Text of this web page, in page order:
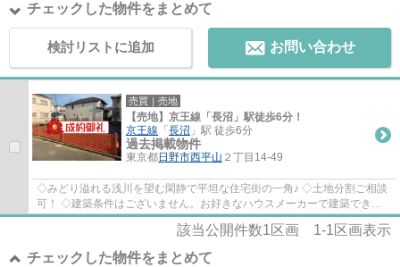
チェックした物件をまとめて
検討リストに追加 お問い合わせ
売買｜売地
【売地】京王線「長沼」駅徒歩6分！
京王線 「 長沼 」駅 徒歩6分
過去掲載物件
東京都日野市西平山 ２丁目14-49
◇みどり溢れる浅川を望む閑静で平坦な住宅街の一角♪ ◇土地分割ご相談
可！ ◇建築条件はございません。お好きなハウスメーカーで建築できま
す♪
該当公開件数1 区画 1-1 区画表示
チェックした物件をまとめて